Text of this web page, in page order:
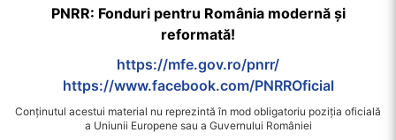
PNRR: Fonduri pentru România modernă și
reformată!
https://mfe.gov.ro/pnrr/
https://www.facebook.com/PNRROficial
Conținutul acestui material nu reprezintă în mod obligatoriu poziția oficială
a Uniunii Europene sau a Guvernului României